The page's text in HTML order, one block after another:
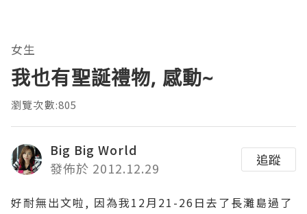
女生
我也有聖誕禮物, 感動~
瀏覽次數:805
Big Big World
發佈於 2012.12.29
追蹤
好耐無出文啦, 因為我12月21-26日去了長灘島過了